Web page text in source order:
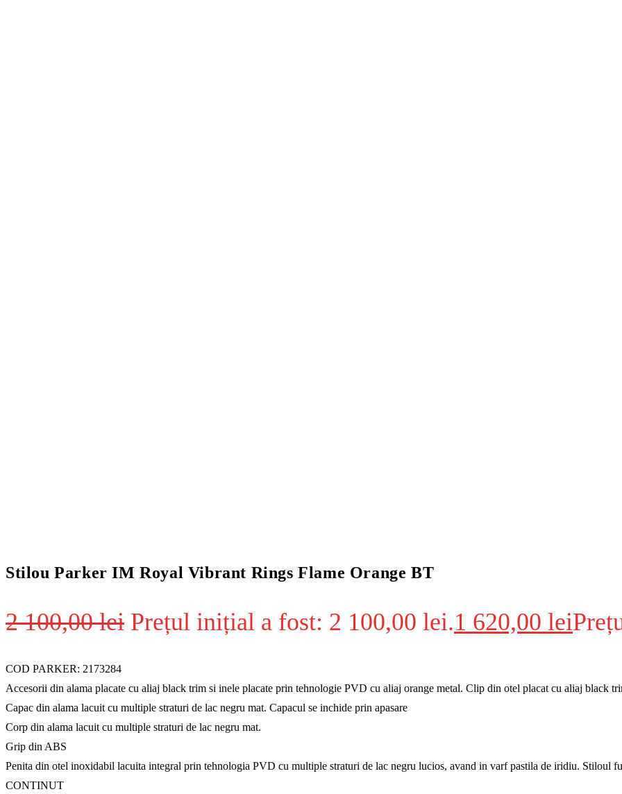
Stilou Parker IM Royal Vibrant Rings Flame Orange BT
2 100,00lei Prețul inițial a fost: 2 100,00 lei.1 620,00 lei
COD PARKER: 2173284
Accesorii din alama placate cu aliaj black trim si inele placate prin tehnologie PVD cu aliaj orange metal. Clip din otel placat cu aliaj black
Capac din alama lacuit cu multiple straturi de lac negru mat. Capacul se inchide prin apasare
Corp din alama lacuit cu multiple straturi de lac negru mat.
Grip din ABS
Penita din otel inoxidabil lacuita integral prin tehnologia PVD cu multiple straturi de lac negru lucios, avand in varf pastila de iridiu. Stiloul
CONTINUT